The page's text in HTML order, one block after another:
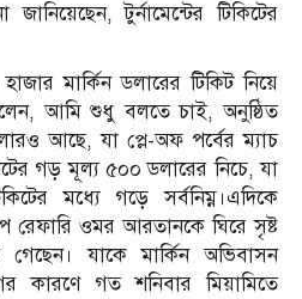
জানিয়েছেন, টুর্নামেন্টের টিকিটের
মার্কিন ডলারের টিকিট নিয়ে
আমি শুধু বলতে চাই, অনুষ্ঠিত
আছে, যা প্লে-অফ পর্বের ম্যাচ
গড় মূল্য ৫০০ ডলারের নিচে, যা
মধ্যে গড়ে সর্বনিম্ন।এদিকে
রেফারি ওমর আরতানকে ঘিরে সৃষ্ট
যাকে মার্কিন অভিবাসন
কারণে গত শনিবার মিয়ামিতে